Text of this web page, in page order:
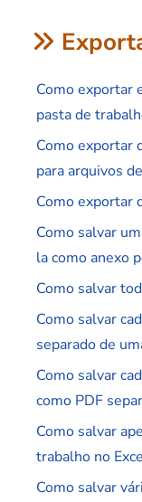
Como exportar
pasta de
Como exportar
para arquivos
Como exportar
Como salvar
la como anexo
Como salvar
Como salvar
separado de
Como salvar
como PDF
Como salvar
trabalho no
Como salvar